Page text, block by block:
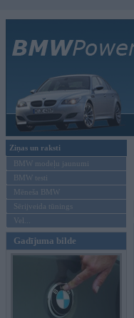
Ziņas un raksti
BMW modeļu jaunumi
BMW testi
Mēneša BMW
Sērijveida tūnings
Vel...
Gadījuma bilde